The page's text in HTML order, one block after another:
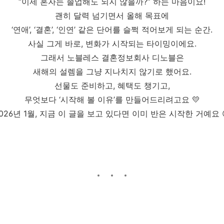
괜히 달력 넘기면서 올해 목표에
‘연애’, ‘결혼’, ‘인연’ 같은 단어를 슬쩍 적어보게 되는 순간.
사실 그게 바로, 변화가 시작되는 타이밍이에요.
그래서 노블레스 결혼정보회사 디노블은
새해의 설렘을 그냥 지나치지 않기로 했어요.
선물도 준비하고, 혜택도 챙기고,
무엇보다 ‘시작해 볼 이유’를 만들어드리려고요 💛
년 1월, 지금 이 글을 보고 있다면 이미 반은 시작한 거예요